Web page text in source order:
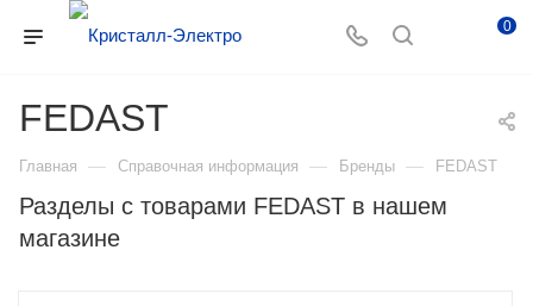
0
FEDAST
Главная — Справочная информация — Бренды — FEDAST
Разделы с товарами FEDAST в нашем
магазине